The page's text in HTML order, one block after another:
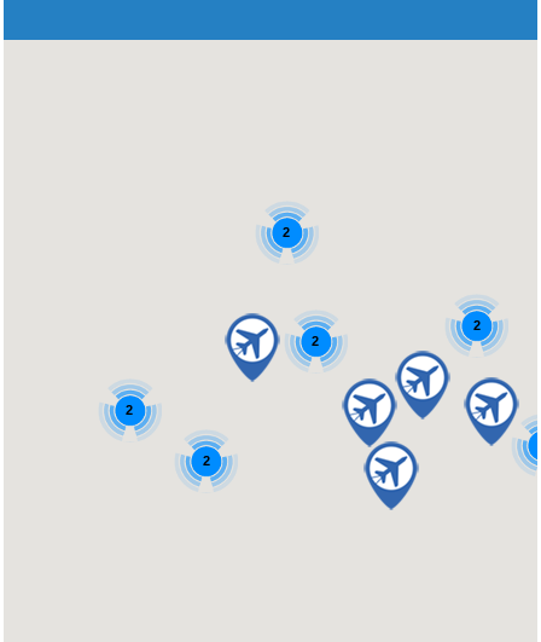
2
2
2
2
2